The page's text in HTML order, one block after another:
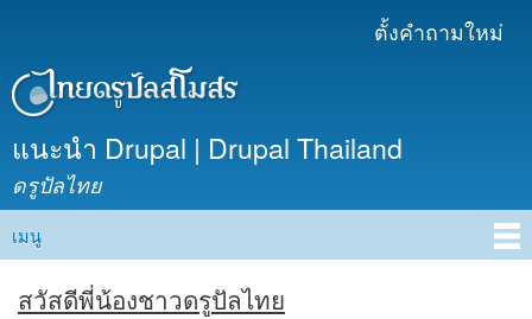
เนื้อหา
ตั้งคำถามใหม่
แนะนำ Drupal | Drupal Thailand
ดรูปัลไทย
Main menu
เมนู
สวัสดีพี่น้องชาวดรูปัลไทย